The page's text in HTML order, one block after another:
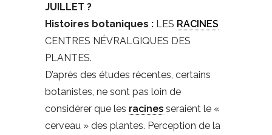
JUILLET ?
Histoires botaniques : LES RACINES
CENTRES NÉVRALGIQUES DES
PLANTES.
D’après des études récentes, certains
botanistes, ne sont pas loin de
considérer que les racines seraient le «
cerveau » des plantes. Perception de la